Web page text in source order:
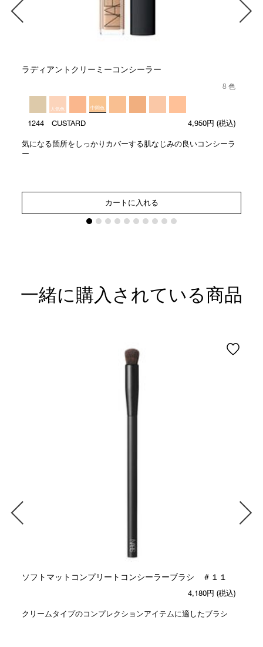
ラディアントクリーミーコンシーラー
8 色
人気色 中間色
1244 CUSTARD 4,950円 (税込)
気になる箇所をしっかりカバーする肌なじみの良いコンシーラ
ー
カートに入れる
一緒に購入されている商品
ソフトマットコンプリートコンシーラーブラシ ＃１１
4,180円 (税込)
クリームタイプのコンプレクションアイテムに適したブラシ